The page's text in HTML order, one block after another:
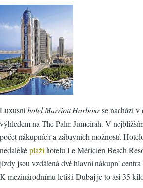
Luxusníhotel Marriott Harbourse nachází v
výhledem na The Palm Jumeirah. V
počet nákupních a zábavních možností.
nedaleképlážihotelu Le Méridien Beach
jízdy jsou vzdálená dvě hlavní nákupní
K mezinárodnímu letišti Dubaj je to asi 35